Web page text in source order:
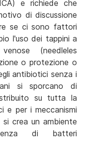
e richiede che
di discussione
se ci sono fattori
l'uso dei tappini a
(needleles
o protezione o
antibiotici senza i
si sporcano di
su tutta la
e per i meccanismi
crea un ambiente
di batteri